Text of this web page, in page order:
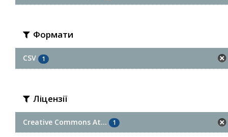
Формати
CSV 1
Ліцензії
Creative Commons At... 1